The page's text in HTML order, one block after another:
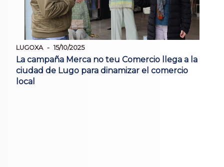
LUGOXA 15/10/2025
La campaña Merca no teu Comercio llega a la
ciudad de Lugo para dinamizar el comercio
local